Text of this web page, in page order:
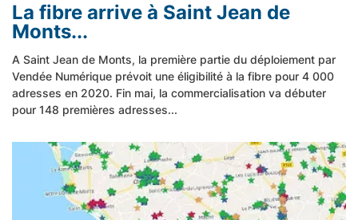
La fibre arrive à Saint Jean de
Monts...
A Saint Jean de Monts, la première partie du déploiement par
Vendée Numérique prévoit une éligibilité à la fibre pour 4 000
adresses en 2020. Fin mai, la commercialisation va débuter
pour 148 premières adresses...